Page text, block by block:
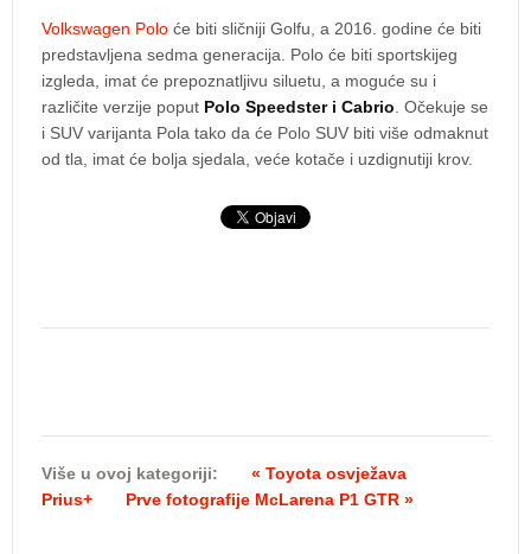
Volkswagen Polo će biti sličniji Golfu, a 2016. godine će biti
predstavljena sedma generacija. Polo će biti sportskijeg
izgleda, imat će prepoznatljivu siluetu, a moguće su i
različite verzije poput Polo Speedster i Cabrio . Očekuje se
i SUV varijanta Pola tako da će Polo SUV biti više odmaknut
od tla, imat će bolja sjedala, veće kotače i uzdignutiji krov.
Više u ovoj kategoriji:
« Toyota osvježava
Prius+
Prve fotografije McLarena P1 GTR »